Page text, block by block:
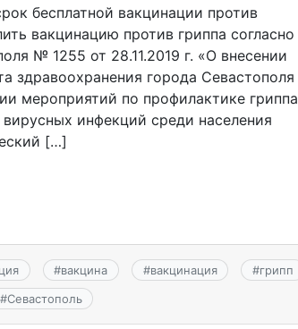
бесплатной вакцинации против
вакцинацию против гриппа согласно
№ 1255 от 28.11.2019 г. «О внесении
здравоохранения города Севастополя
мероприятий по профилактике гриппа
инфекций среди населения
[…]
#вакцина #вакцинация #грипп
#Севастополь